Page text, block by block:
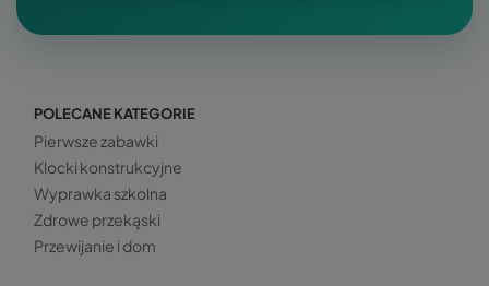
POLECANE KATEGORIE
Pierwsze zabawki
Klocki konstrukcyjne
Wyprawka szkolna
Zdrowe przekąski
Przewijanie i dom